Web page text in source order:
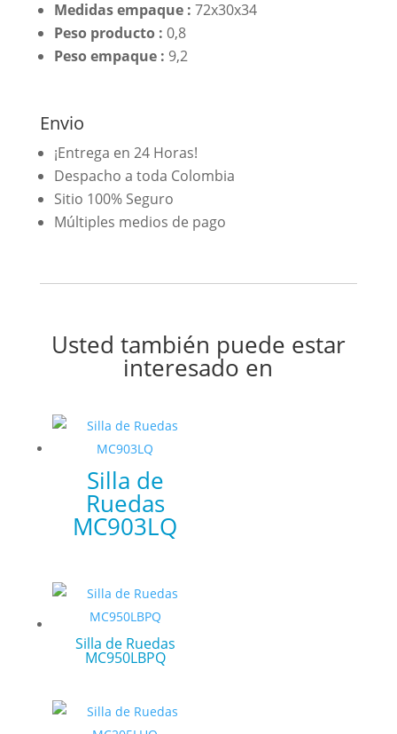
Medidas empaque : 72x30x34
Peso producto : 0,8
Peso empaque : 9,2
Envio
¡Entrega en 24 Horas!
Despacho a toda Colombia
Sitio 100% Seguro
Múltiples medios de pago
Usted también puede estar
interesado en
Silla de
Ruedas
MC903LQ
Silla de Ruedas
MC950LBPQ